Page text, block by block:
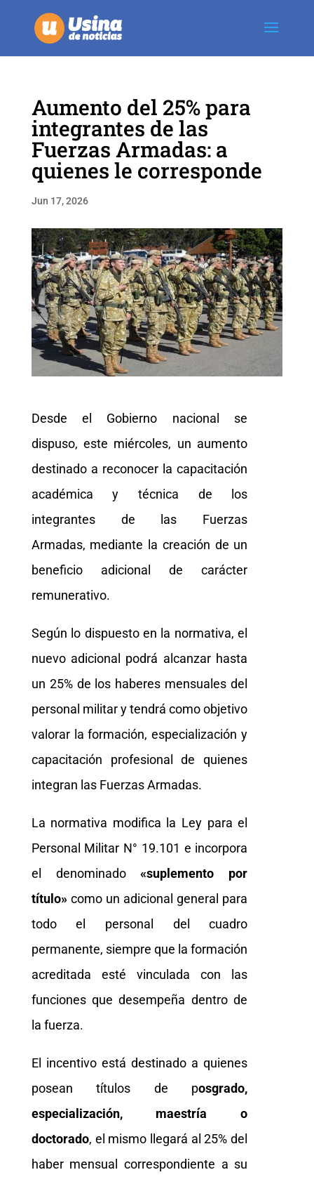
Aumento del 25% para
integrantes de las
Fuerzas Armadas: a
quienes le corresponde
Jun 17, 2026
Desde el Gobierno nacional se
dispuso, este miércoles, un aumento
destinado a reconocer la capacitación
académica y técnica de los
integrantes de las Fuerzas
Armadas, mediante la creación de un
beneficio adicional de carácter
remunerativo.
Según lo dispuesto en la normativa, el
nuevo adicional podrá alcanzar hasta
un 25% de los haberes mensuales del
personal militar y tendrá como objetivo
valorar la formación, especialización y
capacitación profesional de quienes
integran las Fuerzas Armadas.
La normativa modifica la Ley para el
Personal Militar N° 19.101 e incorpora
el denominado«suplemento por
título» como un adicional general para
todo el personal del cuadro
permanente, siempre que la formación
acreditada esté vinculada con las
funciones que desempeña dentro de
la fuerza.
El incentivo está destinado a quienes
posean títulos de posgrado,
especialización, maestría o
doctorado, el mismo llegará al 25% del
haber mensual correspondiente a su